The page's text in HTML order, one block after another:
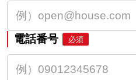
電話番号 必須